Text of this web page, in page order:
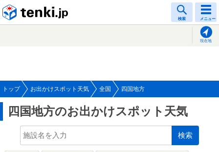
検索 メニュー
現在地
トップ お出かけスポット天気 全国 四国地方
四国地方のお出かけスポット天気
検索